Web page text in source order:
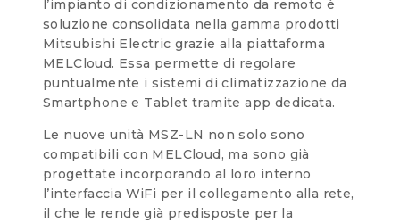
l’impianto di condizionamento da remoto è
soluzione consolidata nella gamma prodotti
Mitsubishi Electric grazie alla piattaforma
MELCloud. Essa permette di regolare
puntualmente i sistemi di climatizzazione da
Smartphone e Tablet tramite app dedicata.
Le nuove unità MSZ-LN non solo sono
compatibili con MELCloud, ma sono già
progettate incorporando al loro interno
l’interfaccia WiFi per il collegamento alla rete,
il che le rende già predisposte per la